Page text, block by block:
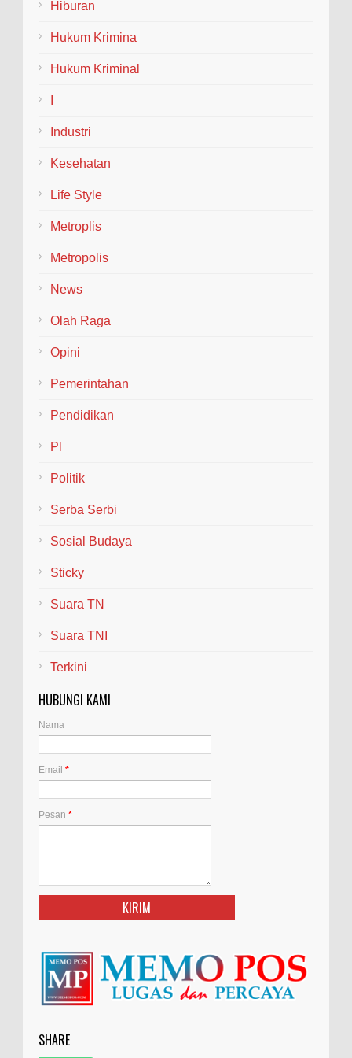
lama...
Hiburan
Hukum Krimina
Hukum Kriminal
Industri
Kesehatan
Life Style
Metroplis
Metropolis
News
Olah Raga
Opini
Pemerintahan
Pendidikan
Pl
Politik
Serba Serbi
Sosial Budaya
Sticky
Suara TN
Suara TNI
Terkini
HUBUNGI KAMI
Nama
Email *
Pesan *
SHARE